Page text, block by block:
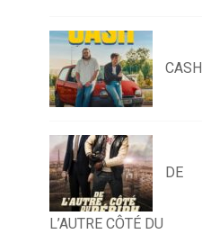
CASH
DE
L’AUTRE CÔTÉ DU